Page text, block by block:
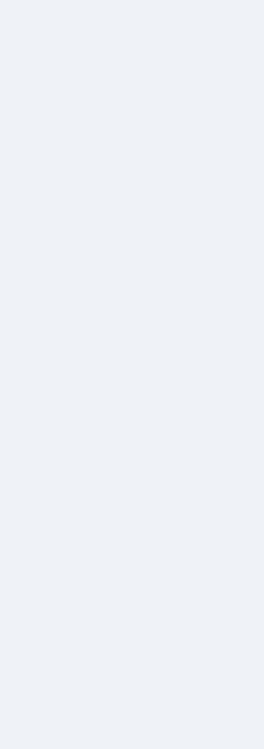
失敗しない「爪切り」完全ガ